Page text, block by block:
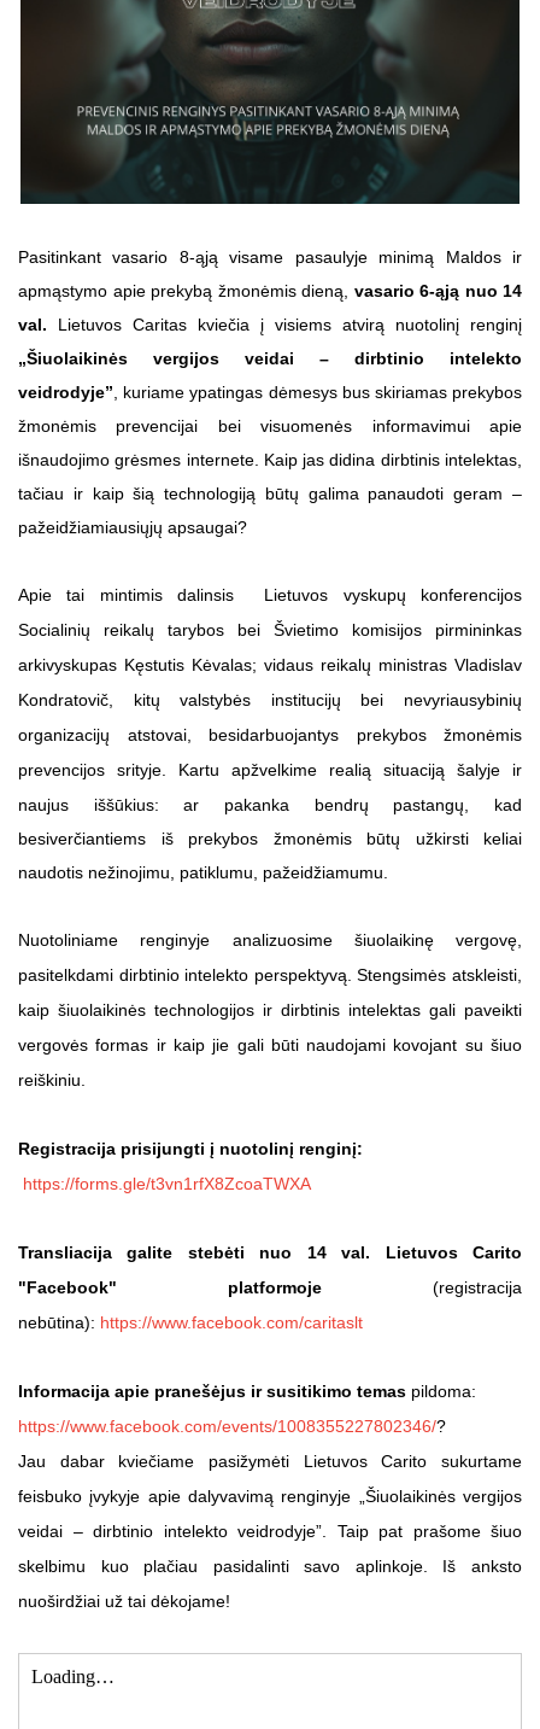
Pasitinkant vasario 8-ąją visame pasaulyje minimą Maldos ir
apmąstymo apie prekybą žmonėmis dieną, vasario 6-ąją nuo 14
val. Lietuvos Caritas kviečia į visiems atvirą nuotolinį renginį
„Šiuolaikinės vergijos veidai – dirbtinio intelekto
veidrodyje”, kuriame ypatingas dėmesys bus skiriamas prekybos
žmonėmis prevencijai bei visuomenės informavimui apie
išnaudojimo grėsmes internete. Kaip jas didina dirbtinis intelektas,
tačiau ir kaip šią technologiją būtų galima panaudoti geram –
pažeidžiamiausiųjų apsaugai?
Apie tai mintimis dalinsis Lietuvos vyskupų konferencijos
Socialinių reikalų tarybos bei Švietimo komisijos pirmininkas
arkivyskupas Kęstutis Kėvalas; vidaus reikalų ministras Vladislav
Kondratovič, kitų valstybės institucijų bei nevyriausybinių
organizacijų atstovai, besidarbuojantys prekybos žmonėmis
prevencijos srityje. Kartu apžvelkime realią situaciją šalyje ir
naujus iššūkius: ar pakanka bendrų pastangų, kad
besiverčiantiems iš prekybos žmonėmis būtų užkirsti keliai
naudotis nežinojimu, patiklumu, pažeidžiamumu.
Nuotoliniame renginyje analizuosime šiuolaikinę vergovę,
pasitelkdami dirbtinio intelekto perspektyvą. Stengsimės atskleisti,
kaip šiuolaikinės technologijos ir dirbtinis intelektas gali paveikti
vergovės formas ir kaip jie gali būti naudojami kovojant su šiuo
reiškiniu.
Registracija prisijungti į nuotolinį renginį:
https://forms.gle/t3vn1rfX8ZcoaTWXA
Transliacija galite stebėti nuo 14 val. Lietuvos Carito
"Facebook" platformoje (registracija
nebūtina): https://www.facebook.com/caritaslt
Informacija apie pranešėjus ir susitikimo temas pildoma:
https://www.facebook.com/events/1008355227802346/?
Jau dabar kviečiame pasižymėti Lietuvos Carito sukurtame
feisbuko įvykyje apie dalyvavimą renginyje „Šiuolaikinės vergijos
veidai – dirbtinio intelekto veidrodyje”. Taip pat prašome šiuo
skelbimu kuo plačiau pasidalinti savo aplinkoje. Iš anksto
nuoširdžiai už tai dėkojame!